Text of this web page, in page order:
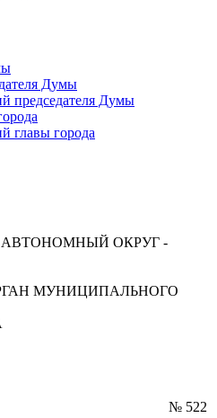
Думы
председателя Думы
главы города
ОКРУГ -
МУНИЦИПАЛЬНОГО
№ 522